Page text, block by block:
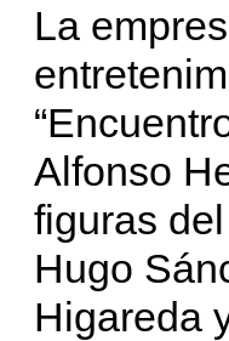
La
Alfonso
figuras
Hugo
Higareda